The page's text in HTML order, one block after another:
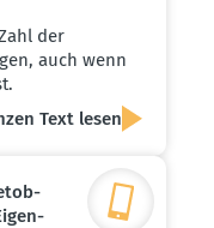
der
auch wenn
Text lesen